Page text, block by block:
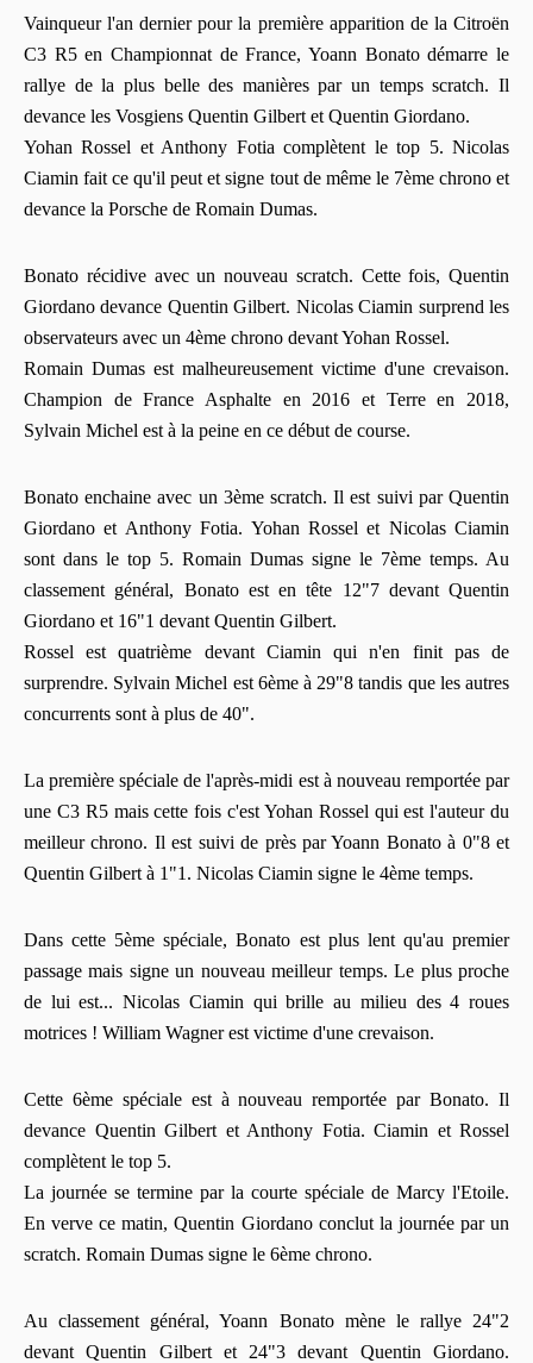
Vainqueur l'an dernier pour la première apparition de la Citroën
C3 R5 en Championnat de France, Yoann Bonato démarre le
rallye de la plus belle des manières par un temps scratch. Il
devance les Vosgiens Quentin Gilbert et Quentin Giordano.
Yohan Rossel et Anthony Fotia complètent le top 5. Nicolas
Ciamin fait ce qu'il peut et signe tout de même le 7ème chrono et
devance la Porsche de Romain Dumas.
Bonato récidive avec un nouveau scratch. Cette fois, Quentin
Giordano devance Quentin Gilbert. Nicolas Ciamin surprend les
observateurs avec un 4ème chrono devant Yohan Rossel.
Romain Dumas est malheureusement victime d'une crevaison.
Champion de France Asphalte en 2016 et Terre en 2018,
Sylvain Michel est à la peine en ce début de course.
Bonato enchaine avec un 3ème scratch. Il est suivi par Quentin
Giordano et Anthony Fotia. Yohan Rossel et Nicolas Ciamin
sont dans le top 5. Romain Dumas signe le 7ème temps. Au
classement général, Bonato est en tête 12"7 devant Quentin
Giordano et 16"1 devant Quentin Gilbert.
Rossel est quatrième devant Ciamin qui n'en finit pas de
surprendre. Sylvain Michel est 6ème à 29"8 tandis que les autres
concurrents sont à plus de 40".
La première spéciale de l'après-midi est à nouveau remportée par
une C3 R5 mais cette fois c'est Yohan Rossel qui est l'auteur du
meilleur chrono. Il est suivi de près par Yoann Bonato à 0"8 et
Quentin Gilbert à 1"1. Nicolas Ciamin signe le 4ème temps.
Dans cette 5ème spéciale, Bonato est plus lent qu'au premier
passage mais signe un nouveau meilleur temps. Le plus proche
de lui est... Nicolas Ciamin qui brille au milieu des 4 roues
motrices ! William Wagner est victime d'une crevaison.
Cette 6ème spéciale est à nouveau remportée par Bonato. Il
devance Quentin Gilbert et Anthony Fotia. Ciamin et Rossel
complètent le top 5.
La journée se termine par la courte spéciale de Marcy l'Etoile.
En verve ce matin, Quentin Giordano conclut la journée par un
scratch. Romain Dumas signe le 6ème chrono.
Au classement général, Yoann Bonato mène le rallye 24"2
devant Quentin Gilbert et 24"3 devant Quentin Giordano.